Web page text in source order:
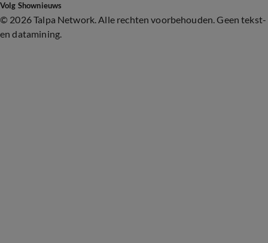
Volg Shownieuws
© 2026 Talpa Network. Alle rechten voorbehouden. Geen tekst-
en datamining.